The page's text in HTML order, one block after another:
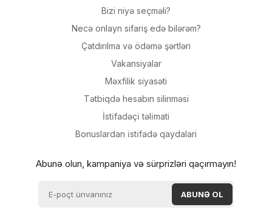
Bizi niyə seçməli?
Necə onlayn sifariş edə bilərəm?
Çatdırılma və ödəmə şərtləri
Vakansiyalar
Məxfilik siyasəti
Tətbiqdə hesabın silinməsi
İsti̇fadəçi̇ təli̇mati
Bonuslardan i̇sti̇fadə qaydalari
Abunə olun, kampaniya və sürprizləri qaçırmayın!